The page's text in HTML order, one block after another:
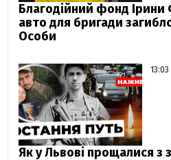
Благодійний фонд
авто для бригади
Особи
13:03
Як у Львові прощалися з